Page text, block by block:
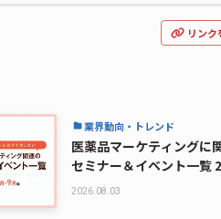
リンク
業界動向・トレンド
医薬品マーケティングに
セミナー＆イベント一覧
月・9月編
2026.08.03